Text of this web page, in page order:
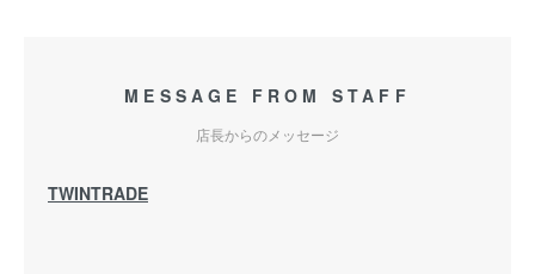
MESSAGE FROM STAFF
店長からのメッセージ
TWINTRADE